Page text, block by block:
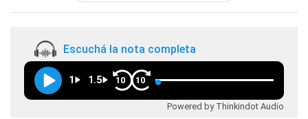
Escuchá la nota completa
1 1.5 10 10
Powered by Thinkindot Audio